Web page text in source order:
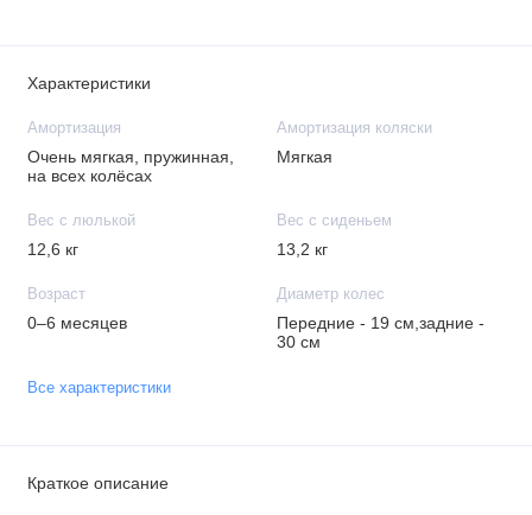
Характеристики
Амортизация
Очень мягкая, пружинная,
на всех колёсах
Амортизация коляски
Мягкая
Вес с люлькой
12,6 кг
Вес с сиденьем
13,2 кг
Возраст
0–6 месяцев
Диаметр колес
Передние - 19 см,задние -
30 см
Все характеристики
Краткое описание